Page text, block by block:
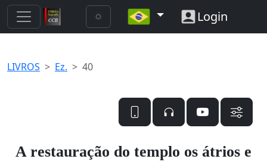
Login
LIVROS Ez. 40
A restauração do templo os átrios e